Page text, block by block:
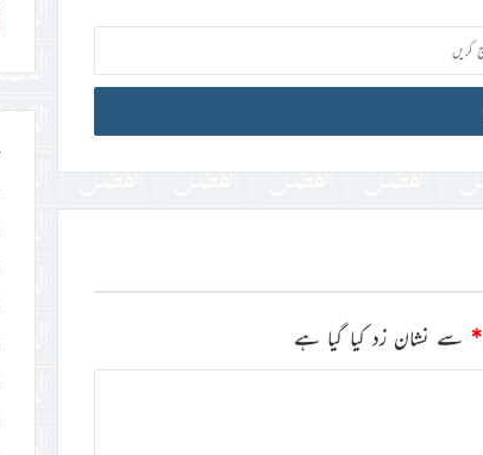
* سے نشان زد کیا گیا ہے